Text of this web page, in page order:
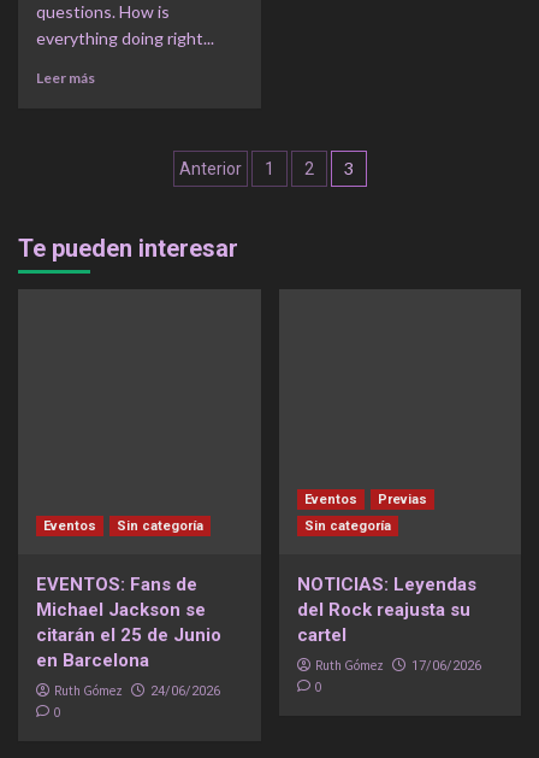
questions. How is
everything doing right...
Leer más
Navegación
entradas
Anterior 1 2 3
Te pueden interesar
Eventos Sin categoría
EVENTOS: Fans de
Michael Jackson se
citarán el 25 de Junio
en Barcelona
Ruth Gómez 24/06/2026
0
Eventos
Previas
Sin categoría
NOTICIAS: Leyendas
del Rock reajusta su
cartel
Ruth Gómez 17/06/2026
0